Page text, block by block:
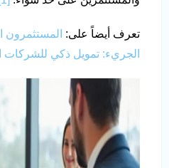
تعرف أيضاً على: المستثمرون
الجريء: تمويل ذكي للشركات